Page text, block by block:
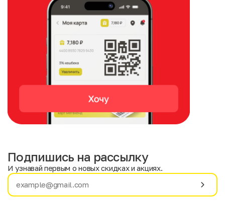
Имя
Подпишись на рассылку
И узнавай первым о новых скидках и акциях.